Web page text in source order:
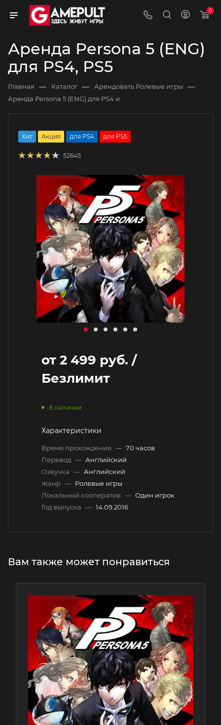
0
Аренда Persona 5 (ENG)
для PS4, PS5
Главная — Каталог — Арендовать Ролевые игры —
Аренда Persona 5 (ENG) для PS4 и
Хит Акция для PS4 для PS5
52645
от 2 499 руб. /
Безлимит
В наличии
Характеристики
Время прохождения — 70 часов
Перевод — Английский
Озвучка — Английский
Жанр — Ролевые игры
Локальный кооператив — Один игрок
Год выпуска — 14.09.2016
Вам также может понравиться